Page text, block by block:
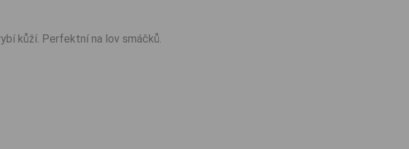
kůží. Perfektní na lov smáčků.